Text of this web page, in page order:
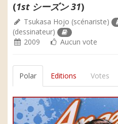
(1st シーズン 31)
Tsukasa Hojo (scénariste)
(dessinateur)
2009
Aucun vote
Polar Editions Votes